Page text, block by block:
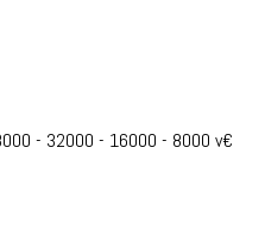
- 32000 - 16000 - 8000 v€